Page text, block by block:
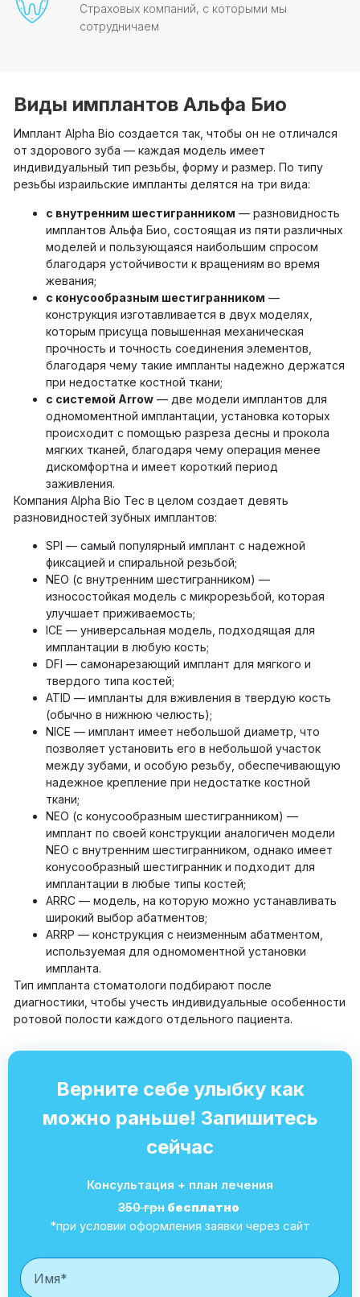
Страховых компаний, с которыми мы
сотрудничаем
Виды имплантов Альфа Био
Имплант Alpha Bio создается так, чтобы он не отличался
от здорового зуба — каждая модель имеет
индивидуальный тип резьбы, форму и размер. По типу
резьбы израильские импланты делятся на три вида:
с внутренним шестигранником — разновидность
имплантов Альфа Био, состоящая из пяти различных
моделей и пользующаяся наибольшим спросом
благодаря устойчивости к вращениям во время
жевания;
с конусообразным шестигранником —
конструкция изготавливается в двух моделях,
которым присуща повышенная механическая
прочность и точность соединения элементов,
благодаря чему такие импланты надежно держатся
при недостатке костной ткани;
с системой Arrow — две модели имплантов для
одномоментной имплантации, установка которых
происходит с помощью разреза десны и прокола
мягких тканей, благодаря чему операция менее
дискомфортна и имеет короткий период
заживления.
Компания Alpha Bio Тес в целом создает девять
разновидностей зубных имплантов:
SPI — самый популярный имплант с надежной
фиксацией и спиральной резьбой;
NEO (с внутренним шестигранником) —
износостойкая модель с микрорезьбой, которая
улучшает приживаемость;
ICE — универсальная модель, подходящая для
имплантации в любую кость;
DFI — самонарезающий имплант для мягкого и
твердого типа костей;
ATID — импланты для вживления в твердую кость
(обычно в нижнюю челюсть);
NICE — имплант имеет небольшой диаметр, что
позволяет установить его в небольшой участок
между зубами, и особую резьбу, обеспечивающую
надежное крепление при недостатке костной
ткани;
NEO (с конусообразным шестигранником) —
имплант по своей конструкции аналогичен модели
NEO с внутренним шестигранником, однако имеет
конусообразный шестигранник и подходит для
имплантации в любые типы костей;
ARRC — модель, на которую можно устанавливать
широкий выбор абатментов;
ARRP — конструкция с неизменным абатментом,
используемая для одномоментной установки
импланта.
Тип импланта стоматологи подбирают после
диагностики, чтобы учесть индивидуальные особенности
ротовой полости каждого отдельного пациента.
Верните себе улыбку как
можно раньше! Запишитесь
сейчас
Консультация + план лечения
350 грн бесплатно
*при условии оформления заявки через сайт